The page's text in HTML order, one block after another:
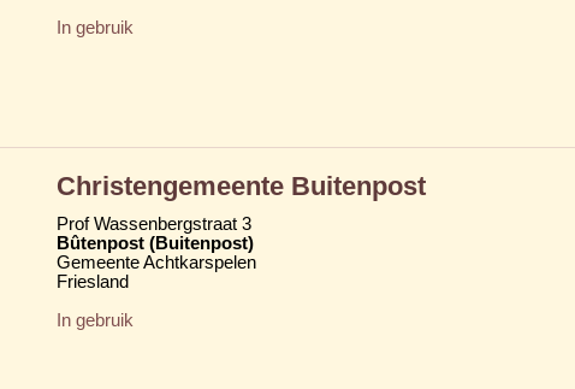
In gebruik
Christengemeente Buitenpost
Prof Wassenbergstraat 3
Bûtenpost (Buitenpost)
Gemeente Achtkarspelen
Friesland
In gebruik